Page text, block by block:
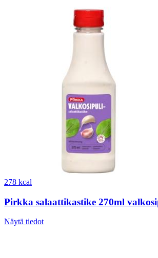
278 kcal
Pirkka salaattikastike 270ml
Näytä tiedot